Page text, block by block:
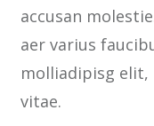
accusan
aer varius
molliadipisg
vitae.